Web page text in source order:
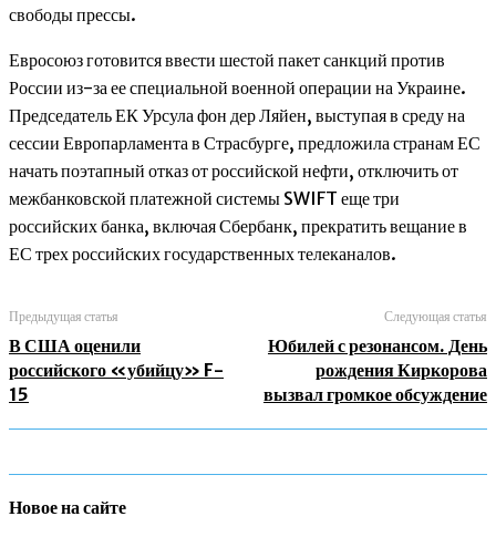
свободы прессы.
Евросоюз готовится ввести шестой пакет санкций против
России из-за ее специальной военной операции на Украине.
Председатель ЕК Урсула фон дер Ляйен, выступая в среду на
сессии Европарламента в Страсбурге, предложила странам ЕС
начать поэтапный отказ от российской нефти, отключить от
межбанковской платежной системы SWIFT еще три
российских банка, включая Сбербанк, прекратить вещание в
ЕС трех российских государственных телеканалов.
Предыдущая статья
В США оценили
российского «убийцу» F-
15
Следующая статья
Юбилей с резонансом. День
рождения Киркорова
вызвал громкое обсуждение
Новое на сайте